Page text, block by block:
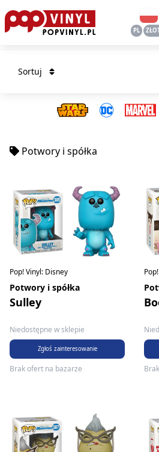
PL
Sortuj
Potwory i spółka
Pop! Vinyl: Disney
Potwory i spółka
Sulley
Niedostępne w sklepie
Zgłoś zainteresowanie
Brak ofert na bazarze